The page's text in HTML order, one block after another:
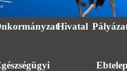
Hivatal